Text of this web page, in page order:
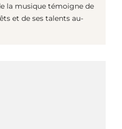
la musique témoigne de
et de ses talents au-